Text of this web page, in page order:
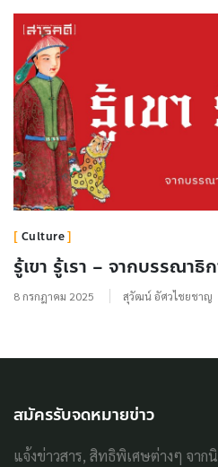
Culture
รู้เขา รู้เรา – จากบรรณา
8 กรกฎาคม 2025 สุวัฒน์ อัศวไชยชาญ
สมัครรับจดหมายข่าว
แจ้งข่าวสาร, สิทธิพิเศษต่างๆ จา